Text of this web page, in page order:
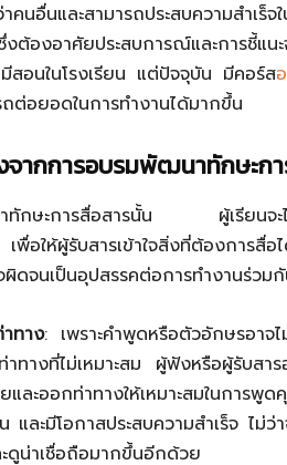
นอื่นและสามารถประสบความสำเร็
ต้องอาศัยประสบการณ์และการชี้แ
สอนในโรงเรียน แต่ปัจจุบัน มีคอร์ส
ถต่อยอดในการทำงานได้มากขึ้น
งจากการอบรมพัฒนาทักษะก
ทักษะการสื่อสารนั้น ผู้เรียนจะได้
พื่อให้ผู้รับสารเข้าใจสิ่งที่ต้องการ
จผิดจนเป็นอุปสรรคต่อการทำงานร่ว
ทาง: เพราะคำพูดหรือตัวอักษรอาจ
ทางที่ไม่เหมาะสม ผู้ฟังหรือผู้รับสา
ยและออกท่าทางให้เหมาะสมในกา
และมีโอกาสประสบความสำเร็จ ไม่ว่
ดูน่าเชื่อถือมากขึ้นอีกด้วย